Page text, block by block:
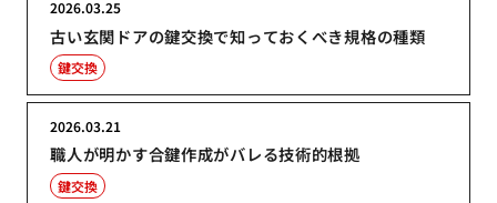
古い玄関ドアの鍵交換で知っておくべき規格の種類
2026.03.25
鍵交換
職人が明かす合鍵作成がバレる技術的根拠
2026.03.21
鍵交換